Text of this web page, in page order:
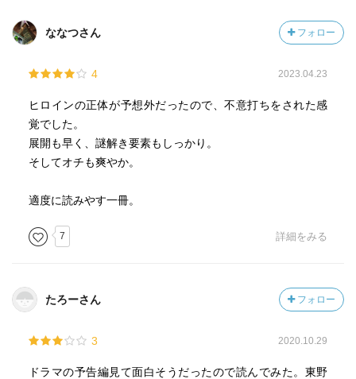
ななつさん フォロー
4 2023.04.23
ヒロインの正体が予想外だったので、不意打ちをされた感
覚でした。
展開も早く、謎解き要素もしっかり。
そしてオチも爽やか。
適度に読みやす一冊。
7 詳細をみる
たろーさん フォロー
3 2020.10.29
ドラマの予告編見て面白そうだったので読んでみた。東野